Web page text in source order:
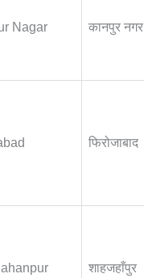
Nagar कानपुर नगर
फिरोजाबाद
शाहजहाँपुर